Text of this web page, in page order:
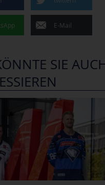
E-Mail
SIE